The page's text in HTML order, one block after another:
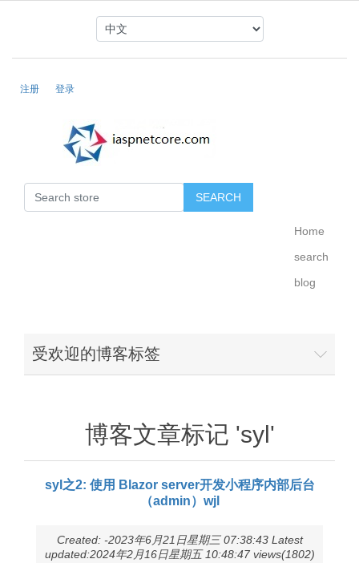
注册 登录
Home
search
blog
受欢迎的博客标签
博客文章标记 'syl'
syl之2: 使用 Blazor server开发小程序内部后台
（admin）wjl
Created: -2023年6月21日星期三 07:38:43 Latest
updated:2024年2月16日星期五 10:48:47 views(1802)